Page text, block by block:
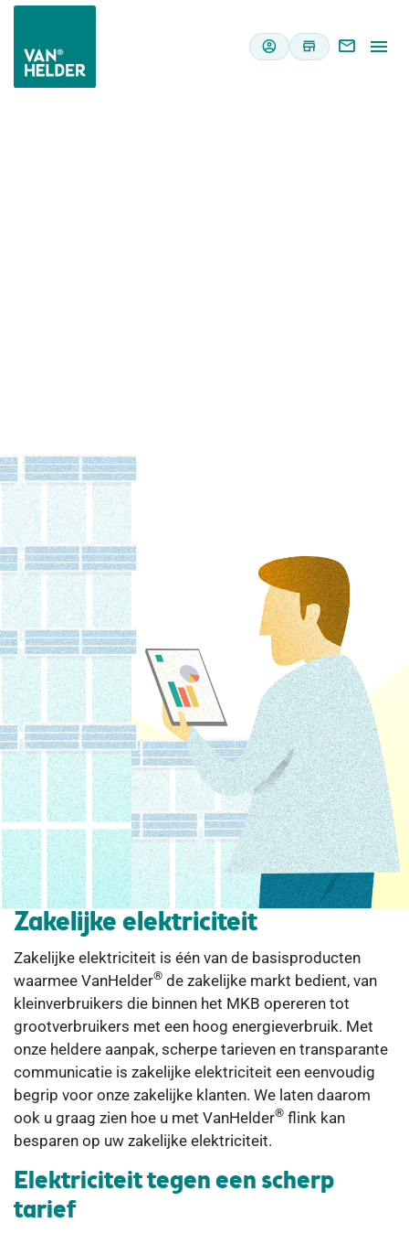
Zakelijke elektriciteit
Zakelijke elektriciteit is één van de basisproducten
waarmee VanHelder® de zakelijke markt bedient, van
kleinverbruikers die binnen het MKB opereren tot
grootverbruikers met een hoog energieverbruik. Met
onze heldere aanpak, scherpe tarieven en transparante
communicatie is zakelijke elektriciteit een eenvoudig
begrip voor onze zakelijke klanten. We laten daarom
ook u graag zien hoe u met VanHelder® flink kan
besparen op uw zakelijke elektriciteit.
Elektriciteit tegen een scherp
tarief